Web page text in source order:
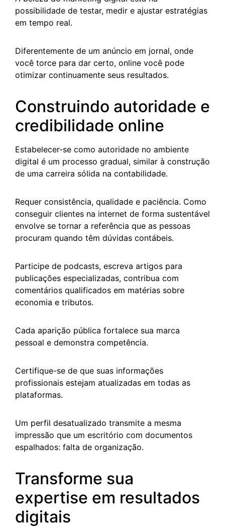
possibilidade de testar, medir e ajustar estratégias
em tempo real.
Diferentemente de um anúncio em jornal, onde
você torce para dar certo, online você pode
otimizar continuamente seus resultados.
Construindo autoridade e
credibilidade online
Estabelecer-se como autoridade no ambiente
digital é um processo gradual, similar à construção
de uma carreira sólida na contabilidade.
Requer consistência, qualidade e paciência. Como
conseguir clientes na internet de forma sustentável
envolve se tornar a referência que as pessoas
procuram quando têm dúvidas contábeis.
Participe de podcasts, escreva artigos para
publicações especializadas, contribua com
comentários qualificados em matérias sobre
economia e tributos.
Cada aparição pública fortalece sua marca
pessoal e demonstra competência.
Certifique-se de que suas informações
profissionais estejam atualizadas em todas as
plataformas.
Um perfil desatualizado transmite a mesma
impressão que um escritório com documentos
espalhados: falta de organização.
Transforme sua
expertise em resultados
digitais